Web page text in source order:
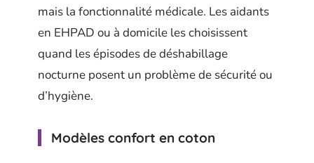
mais la fonctionnalité médicale. Les aidants
en EHPAD ou à domicile les choisissent
quand les épisodes de déshabillage
nocturne posent un problème de sécurité ou
d’hygiène.
Modèles confort en coton